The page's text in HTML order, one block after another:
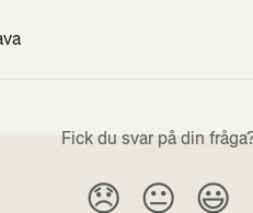
Fick du svar på din
😞 😐 😃